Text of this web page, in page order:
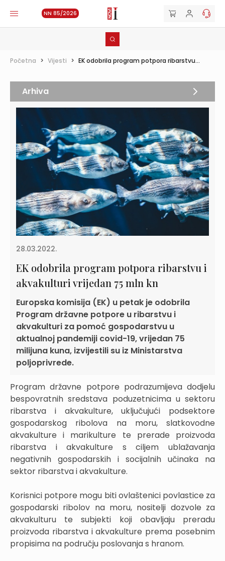
NN 85/2026
Početna > Vijesti > EK odobrila program potpora ribarstvu...
28.03.2022.
EK odobrila program potpora ribarstvu i
akvakulturi vrijedan 75 mln kn
Europska komisija (EK) u petak je odobrila
Program državne potpore u ribarstvu i
akvakulturi za pomoć gospodarstvu u
aktualnoj pandemiji covid-19, vrijedan 75
milijuna kuna, izvijestili su iz Ministarstva
poljoprivrede.
Program državne potpore podrazumijeva dodjelu
bespovratnih sredstava poduzetnicima u sektoru
ribarstva i akvakulture, uključujući podsektore
gospodarskog ribolova na moru, slatkovodne
akvakulture i marikulture te prerade proizvoda
ribarstva i akvakulture s ciljem ublažavanja
negativnih gospodarskih i socijalnih učinaka na
sektor ribarstva i akvakulture.
Korisnici potpore mogu biti ovlaštenici povlastice za
gospodarski ribolov na moru, nositelji dozvole za
akvakulturu te subjekti koji obavljaju preradu
proizvoda ribarstva i akvakulture prema posebnim
propisima na području poslovanja s hranom.
Arhiva